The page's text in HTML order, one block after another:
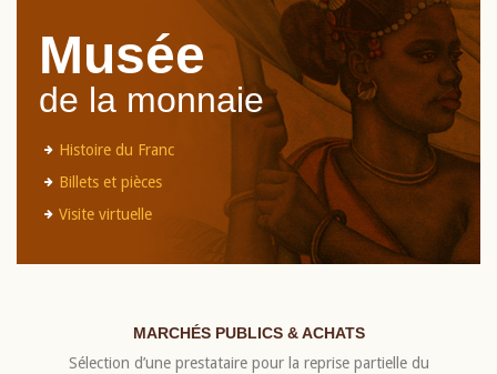
Musée
de la monnaie
Histoire du Franc
Billets et pièces
Visite virtuelle
MARCHÉS PUBLICS & ACHATS
Sélection d’une prestataire pour la reprise partielle du